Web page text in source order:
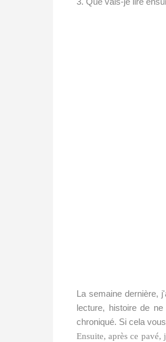
La semaine dernière,
lecture, histoire de
chroniqué. Si cela
Ensuite, après ce